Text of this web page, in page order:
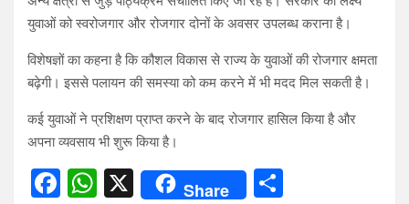
युवाओं को स्वरोजगार और रोजगार दोनों के अवसर उपलब्ध कराना है।
विशेषज्ञों का कहना है कि कौशल विकास से राज्य के युवाओं की रोजगार क्षमता
बढ़ेगी। इससे पलायन की समस्या को कम करने में भी मदद मिल सकती है।
कई युवाओं ने प्रशिक्षण प्राप्त करने के बाद रोजगार हासिल किया है और
अपना व्यवसाय भी शुरू किया है।
F
W X Share